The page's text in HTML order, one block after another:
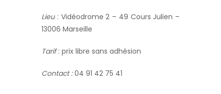
Lieu: Vidéodrome 2 – 49 Cours Julien –
13006 Marseille
Tarif: prix libre sans adhésion
Contact :04 91 42 75 41